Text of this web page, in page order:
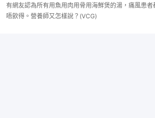
有網友認為所有用魚用肉用骨用海鮮煲的湯，痛風患
唔飲得。營養師又怎樣說？(VCG)